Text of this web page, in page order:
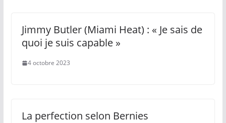
Jimmy Butler (Miami Heat) : « Je sais de
quoi je suis capable »
4 octobre 2023
La perfection selon Bernies